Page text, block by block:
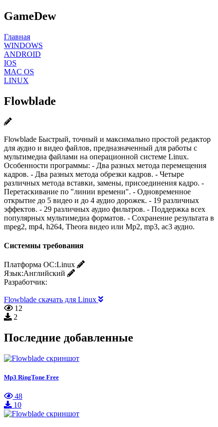
GameDew
Главная
WINDOWS
ANDROID
IOS
MAC OS
LINUX
Flowblade
Flowblade Быстрый, точный и максимально простой редактор
для аудио и видео файлов, предназначенный для работы с
мультимедиа файлами на операционной системе Linux.
Особенности программы: - Два разных метода перемещения
кадров. - Два разных метода обрезки кадров. - Четыре
различных метода вставки, замены, присоединения кадро. -
Перетаскивание по "линии времени". - Одновременное
открытие до 5 видео и до 4 аудио дорожек. - 19 различных
эффектов. - 29 различных аудио фильтров. - Поддержка всех
популярных мультимедиа форматов. - Сохранение результата в
mpeg2, mp4, h264, Theora видео или Mp2, mp3, ac3 аудио.
Системны требования
Платформа ОС:Linux
Язык:Английский
Разработчик:
Flowblade скачать для Linux
12
2
Последние добавленные
Mp3 RingTone Free
48
10